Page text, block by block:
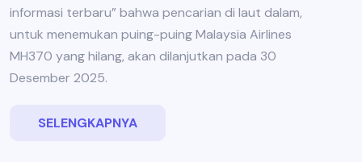
informasi terbaru” bahwa pencarian di laut dalam,
untuk menemukan puing-puing Malaysia Airlines
MH370 yang hilang, akan dilanjutkan pada 30
Desember 2025.
SELENGKAPNYA